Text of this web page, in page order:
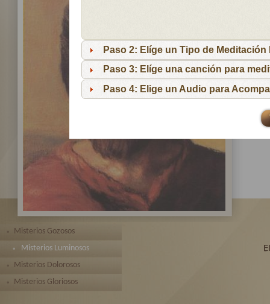
Paso 2: Elíge un Tipo de Meditación
Paso 3: Elíge una canción para
Paso 4: Elige un Audio para
Misterios Gozosos
Misterios Luminosos
Misterios Dolorosos
Misterios Gloriosos